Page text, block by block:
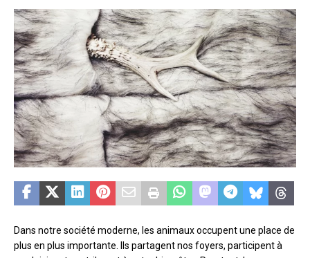
Dans notre société moderne, les animaux occupent une place de
plus en plus importante. Ils partagent nos foyers, participent à